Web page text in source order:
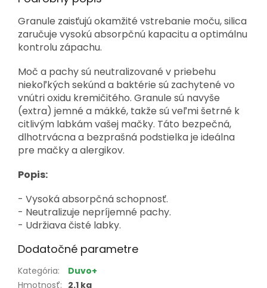
Granule zaisťujú okamžité vstrebanie moču, silica
zaručuje vysokú absorpčnú kapacitu a optimálnu
kontrolu zápachu.
Moč a pachy sú neutralizované v priebehu
niekoľkých sekúnd a baktérie sú zachytené vo
vnútri oxidu kremičitého. Granule sú navyše
(extra) jemné a mäkké, takže sú veľmi šetrné k
citlivým labkám vašej mačky. Táto bezpečná,
dlhotrvácna a bezprašná podstielka je ideálna
pre mačky a alergikov.
Popis:
- Vysoká absorpčná schopnosť.
- Neutralizuje nepríjemné pachy.
- Udržiava čisté labky.
Dodatočné parametre
Kategória:
Duvo+
Hmotnosť: 2.1 kg